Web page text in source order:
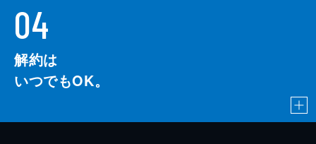
04
解約は
いつでもOK。